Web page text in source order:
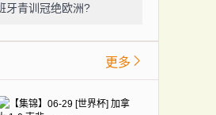
牙青训冠绝欧洲?
更多